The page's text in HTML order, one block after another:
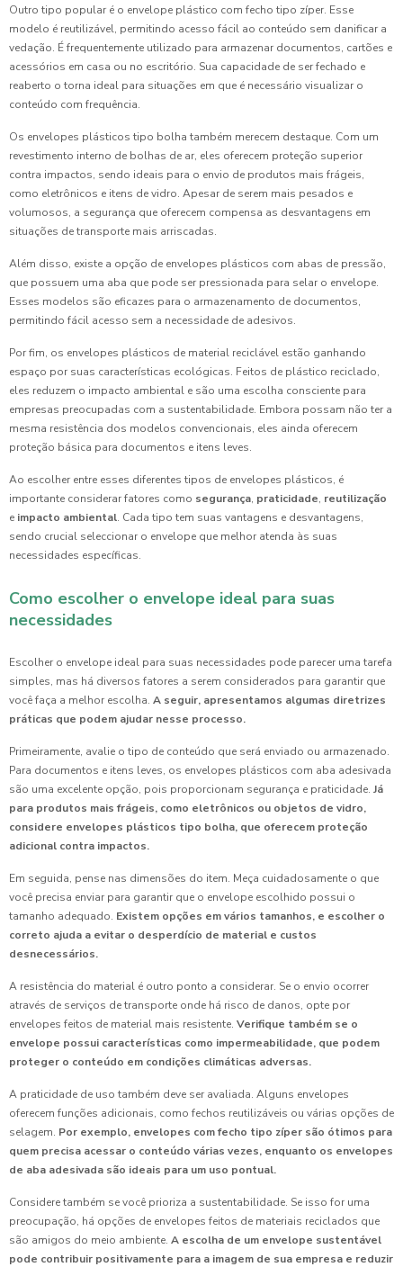
Outro tipo popular é o envelope plástico com fecho tipo zíper. Esse
modelo é reutilizável, permitindo acesso fácil ao conteúdo sem danificar a
vedação. É frequentemente utilizado para armazenar documentos, cartões e
acessórios em casa ou no escritório. Sua capacidade de ser fechado e
reaberto o torna ideal para situações em que é necessário visualizar o
conteúdo com frequência.
Os envelopes plásticos tipo bolha também merecem destaque. Com um
revestimento interno de bolhas de ar, eles oferecem proteção superior
contra impactos, sendo ideais para o envio de produtos mais frágeis,
como eletrônicos e itens de vidro. Apesar de serem mais pesados e
volumosos, a segurança que oferecem compensa as desvantagens em
situações de transporte mais arriscadas.
Além disso, existe a opção de envelopes plásticos com abas de pressão,
que possuem uma aba que pode ser pressionada para selar o envelope.
Esses modelos são eficazes para o armazenamento de documentos,
permitindo fácil acesso sem a necessidade de adesivos.
Por fim, os envelopes plásticos de material reciclável estão ganhando
espaço por suas características ecológicas. Feitos de plástico reciclado,
eles reduzem o impacto ambiental e são uma escolha consciente para
empresas preocupadas com a sustentabilidade. Embora possam não ter a
mesma resistência dos modelos convencionais, eles ainda oferecem
proteção básica para documentos e itens leves.
Ao escolher entre esses diferentes tipos de envelopes plásticos, é
importante considerar fatores como segurança, praticidade, reutilização
e impacto ambiental. Cada tipo tem suas vantagens e desvantagens,
sendo crucial seleccionar o envelope que melhor atenda às suas
necessidades específicas.
Como escolher o envelope ideal para suas
necessidades
Escolher o envelope ideal para suas necessidades pode parecer uma tarefa
simples, mas há diversos fatores a serem considerados para garantir que
você faça a melhor escolha. A seguir, apresentamos algumas diretrizes
práticas que podem ajudar nesse processo.
Primeiramente, avalie o tipo de conteúdo que será enviado ou armazenado.
Para documentos e itens leves, os envelopes plásticos com aba adesivada
são uma excelente opção, pois proporcionam segurança e praticidade. Já
para produtos mais frágeis, como eletrônicos ou objetos de vidro,
considere envelopes plásticos tipo bolha, que oferecem proteção
adicional contra impactos.
Em seguida, pense nas dimensões do item. Meça cuidadosamente o que
você precisa enviar para garantir que o envelope escolhido possui o
tamanho adequado. Existem opções em vários tamanhos, e escolher o
correto ajuda a evitar o desperdício de material e custos
desnecessários.
A resistência do material é outro ponto a considerar. Se o envio ocorrer
através de serviços de transporte onde há risco de danos, opte por
envelopes feitos de material mais resistente. Verifique também se o
envelope possui características como impermeabilidade, que podem
proteger o conteúdo em condições climáticas adversas.
A praticidade de uso também deve ser avaliada. Alguns envelopes
oferecem funções adicionais, como fechos reutilizáveis ou várias opções de
selagem. Por exemplo, envelopes com fecho tipo zíper são ótimos para
quem precisa acessar o conteúdo várias vezes, enquanto os envelopes
de aba adesivada são ideais para um uso pontual.
Considere também se você prioriza a sustentabilidade. Se isso for uma
preocupação, há opções de envelopes feitos de materiais reciclados que
são amigos do meio ambiente. A escolha de um envelope sustentável
pode contribuir positivamente para a imagem de sua empresa e reduzir